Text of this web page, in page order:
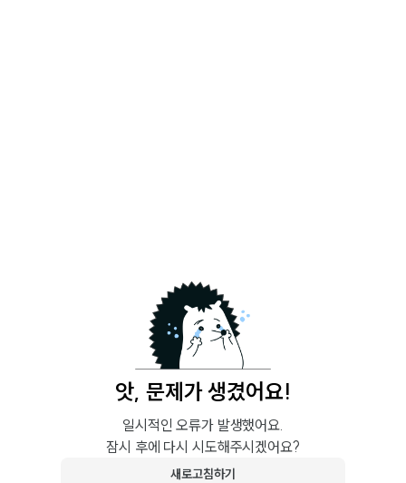
앗, 문제가 생겼어요!
일시적인 오류가 발생했어요.
잠시 후에 다시 시도해주시겠어요?
새로고침하기